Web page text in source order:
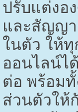
ปรับแต่งอ
และสัญญา
ในตัว ให้
ออนไลน์ไ
ต่อ พร้อมทั้
ส่วนตัวให้